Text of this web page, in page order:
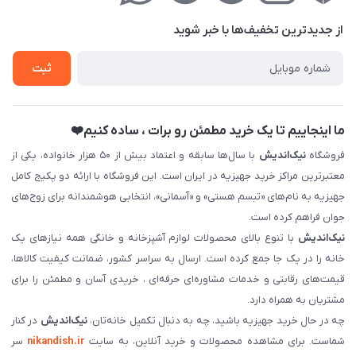
فروش‌اقساطی
از جدید‌ترین تخفیف‌ها با‌ خبر شوید
ثبت
ما اینجاییم تا یک خرید مطمئن رو برات ، ساده کنیم❤️
فروشگاهنیک‌اندیش
با سال‌ها سابقه و اعتماد بیش از ۵۰ هزار خانواده، یکی از
معتبرترین مراکز خرید جهیزیه در ایران است. این فروشگاه با ارائه دو پکیج کامل
جهیزیه به نام‌های «تبسم هستی» و «آسمانی»، انتخابی هوشمندانه برای زوج‌های
جوان فراهم کرده است.
نیک‌اندیش با تنوع بالای محصولات لوازم آشپزخانه و خانگی همه نیازهای یک
خانه را در یک جا جمع کرده است. ارسال به سراسر کشور، ضمانت کیفیت کالاها،
قیمت‌های رقابتی و خدمات مشاوره‌ای حرفه‌ای ، خریدی آسان و مطمئن را برای
مشتریان به همراه دارد.
چه در حال خرید جهیزیه باشید، چه به دنبال تکمیل خانه‌تان،نیک‌اندیش در کنار
شماست. برای مشاهده محصولات و خرید آنلاین، به سایت nikandish.ir سر